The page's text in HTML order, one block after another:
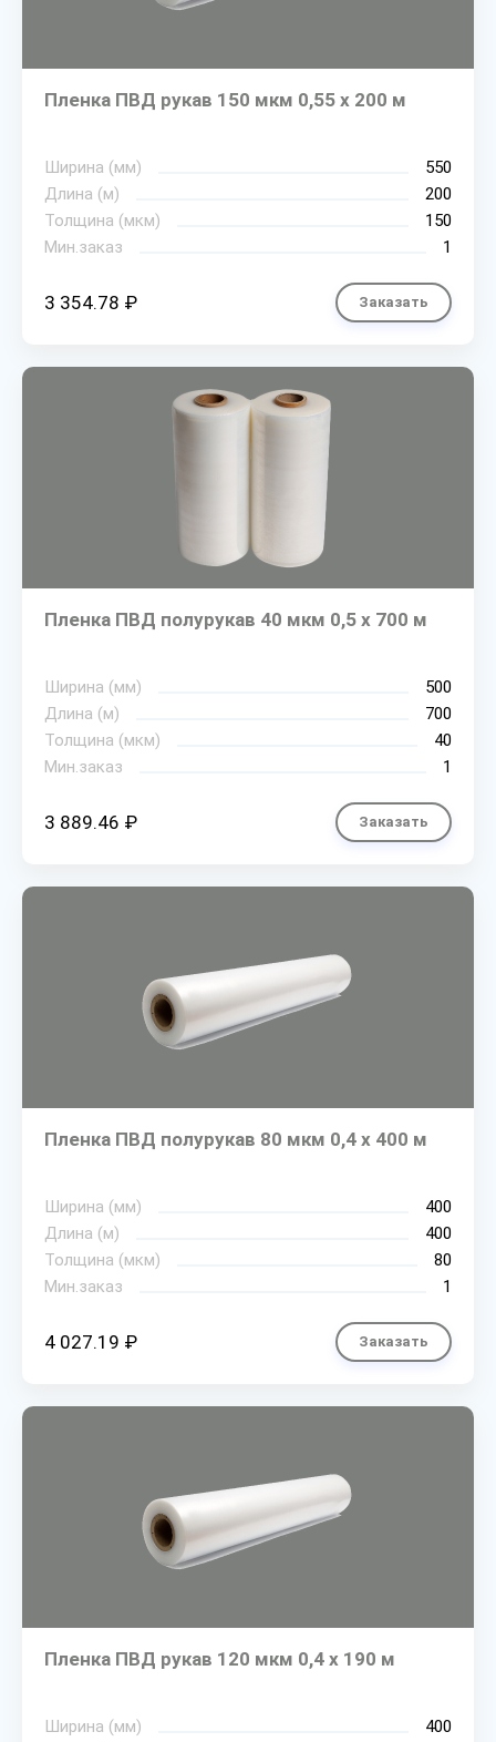
Пленка ПВД рукав 150 мкм 0,55 х 200 м
Ширина (мм)
550
Длина (м)
200
Толщина (мкм)
150
Мин.заказ
1
3 354.78 ₽ Заказать
Пленка ПВД полурукав 40 мкм 0,5 х 700 м
Ширина (мм)
500
Длина (м)
700
Толщина (мкм)
40
Мин.заказ
1
3 889.46 ₽ Заказать
Пленка ПВД полурукав 80 мкм 0,4 х 400 м
Ширина (мм)
400
Длина (м)
400
Толщина (мкм)
80
Мин.заказ
1
4 027.19 ₽ Заказать
Пленка ПВД рукав 120 мкм 0,4 х 190 м
Ширина (мм)
400